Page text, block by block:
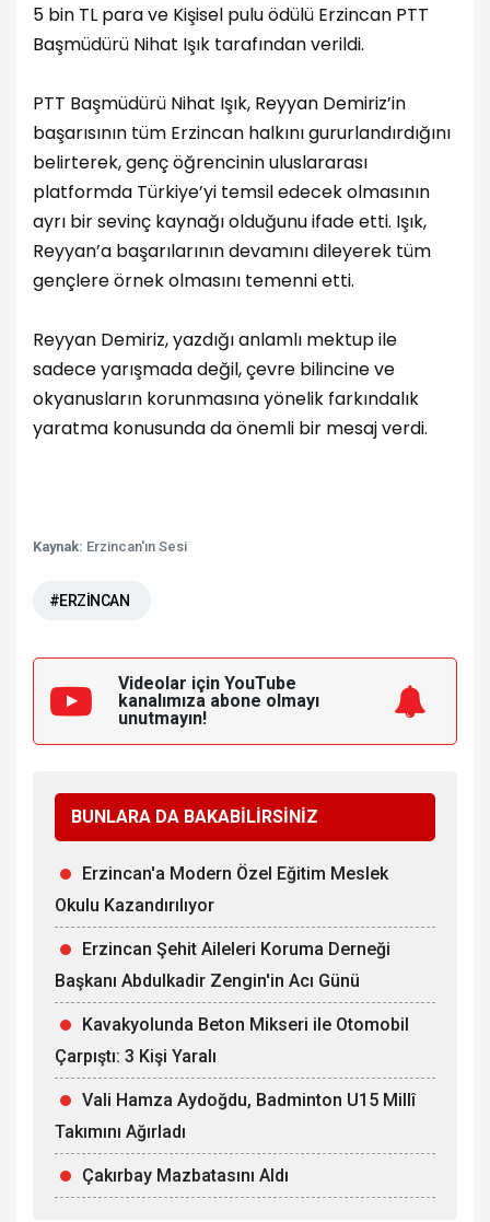
5 bin TL para ve Kişisel pulu ödülü Erzincan PTT
Başmüdürü Nihat Işık tarafından verildi.
PTT Başmüdürü Nihat Işık, Reyyan Demiriz’in
başarısının tüm Erzincan halkını gururlandırdığını
belirterek, genç öğrencinin uluslararası
platformda Türkiye’yi temsil edecek olmasının
ayrı bir sevinç kaynağı olduğunu ifade etti. Işık,
Reyyan’a başarılarının devamını dileyerek tüm
gençlere örnek olmasını temenni etti.
Reyyan Demiriz, yazdığı anlamlı mektup ile
sadece yarışmada değil, çevre bilincine ve
okyanusların korunmasına yönelik farkındalık
yaratma konusunda da önemli bir mesaj verdi.
Kaynak: Erzincan'ın Sesi
#ERZİNCAN
Videolar için YouTube
kanalımıza abone olmayı
unutmayın!
BUNLARA DA BAKABİLİRSİNİZ
Erzincan'a Modern Özel Eğitim Meslek
Okulu Kazandırılıyor
Erzincan Şehit Aileleri Koruma Derneği
Başkanı Abdulkadir Zengin'in Acı Günü
Kavakyolunda Beton Mikseri ile Otomobil
Çarpıştı: 3 Kişi Yaralı
Vali Hamza Aydoğdu, Badminton U15 Millî
Takımını Ağırladı
Çakırbay Mazbatasını Aldı